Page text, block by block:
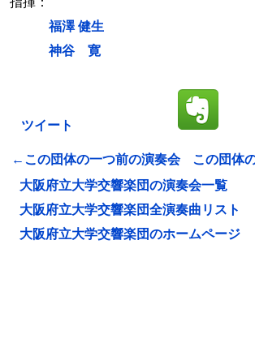
福澤 健生
神谷 寛
ツイート
←この団体の一つ前の演奏会
この団体
大阪府立大学交響楽団の演奏会一覧
大阪府立大学交響楽団全演奏曲リスト
大阪府立大学交響楽団のホームページ